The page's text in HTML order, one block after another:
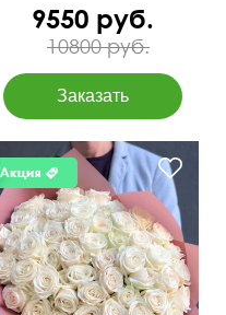
9550 руб.
10800 руб.
50 см 60 см